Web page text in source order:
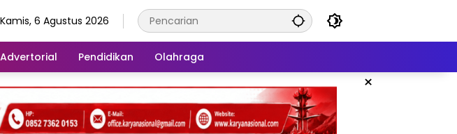
Kamis, 6 Agustus 2026
Advertorial Pendidikan Olahraga
×